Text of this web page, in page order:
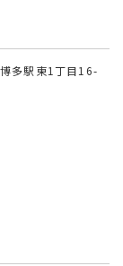
多駅東1丁目16-